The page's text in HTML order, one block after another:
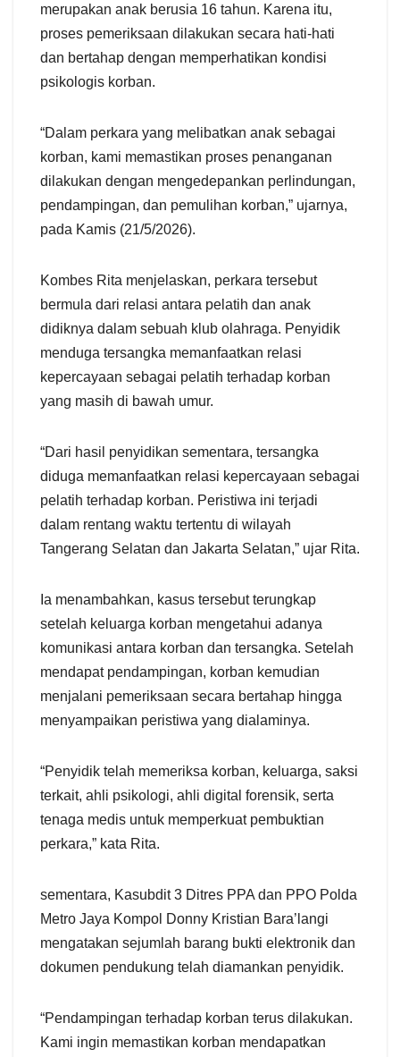
merupakan anak berusia 16 tahun. Karena itu,
proses pemeriksaan dilakukan secara hati-hati
dan bertahap dengan memperhatikan kondisi
psikologis korban.
“Dalam perkara yang melibatkan anak sebagai
korban, kami memastikan proses penanganan
dilakukan dengan mengedepankan perlindungan,
pendampingan, dan pemulihan korban,” ujarnya,
pada Kamis (21/5/2026).
Kombes Rita menjelaskan, perkara tersebut
bermula dari relasi antara pelatih dan anak
didiknya dalam sebuah klub olahraga. Penyidik
menduga tersangka memanfaatkan relasi
kepercayaan sebagai pelatih terhadap korban
yang masih di bawah umur.
“Dari hasil penyidikan sementara, tersangka
diduga memanfaatkan relasi kepercayaan sebagai
pelatih terhadap korban. Peristiwa ini terjadi
dalam rentang waktu tertentu di wilayah
Tangerang Selatan dan Jakarta Selatan,” ujar Rita.
Ia menambahkan, kasus tersebut terungkap
setelah keluarga korban mengetahui adanya
komunikasi antara korban dan tersangka. Setelah
mendapat pendampingan, korban kemudian
menjalani pemeriksaan secara bertahap hingga
menyampaikan peristiwa yang dialaminya.
“Penyidik telah memeriksa korban, keluarga, saksi
terkait, ahli psikologi, ahli digital forensik, serta
tenaga medis untuk memperkuat pembuktian
perkara,” kata Rita.
sementara, Kasubdit 3 Ditres PPA dan PPO Polda
Metro Jaya Kompol Donny Kristian Bara’langi
mengatakan sejumlah barang bukti elektronik dan
dokumen pendukung telah diamankan penyidik.
“Pendampingan terhadap korban terus dilakukan.
Kami ingin memastikan korban mendapatkan